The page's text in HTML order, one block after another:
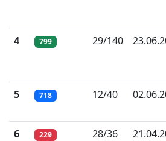
4
799 29/140
5
718 12/40
6
229 28/36